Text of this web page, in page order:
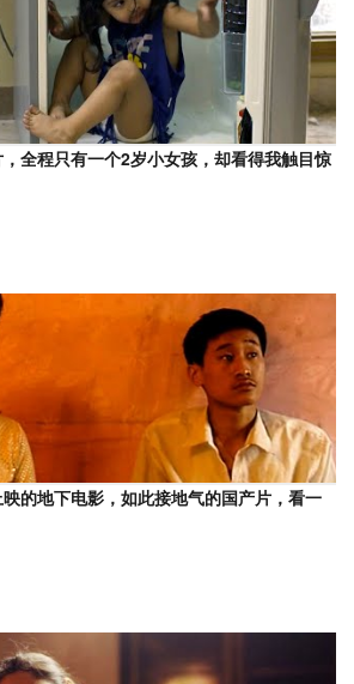
，全程只有一个2岁小女孩，却看得我触目惊
映的地下电影，如此接地气的国产片，看一